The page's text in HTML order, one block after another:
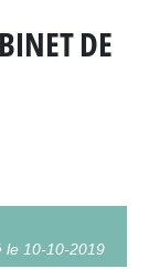
DE
le 10-10-2019